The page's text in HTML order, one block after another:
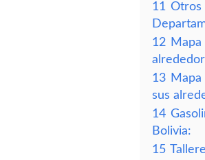
11 Otros
12
13
sus
14
Bolivia:
15